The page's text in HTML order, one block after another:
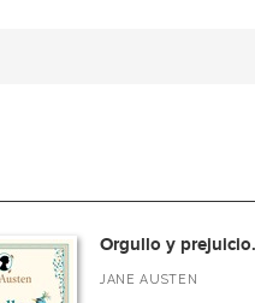
Orgullo y
JANE AUSTEN